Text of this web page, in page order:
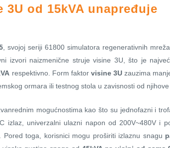
od 15kVA unapređuje
, svojoj seriji 61800 simulatora regenerativnih
izvori naizmenične struje visine 3U, što je
respektivno. Form faktor visine 3Uzauzima
ormara ili testnog stola u zavisnosti od njihove
mogućnostima kao što su jednofazni i
izlaz, univerzalni ulazni napon od 200V~480V i
toga, korisnici mogu proširiti izlaznu snagu